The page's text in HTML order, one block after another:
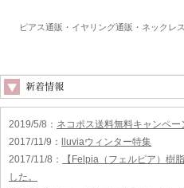
ピアス通販・イヤリング通販・ネックレ
2019/5/8 ： ネコポス送料無料キャンペー
2017/11/9 ：
lluviaウィンター特集
2017/11/8 ：
【Felpia（フェルピア）樹
した。